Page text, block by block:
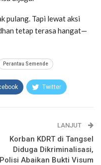
pulang. Tapi lewat aksi
tetap terasa hangat—
Perantau Semende
Twitter
LANJUT
Korban KDRT di Tangsel
Diduga Dikriminalisasi,
Polisi Abaikan Bukti Visum